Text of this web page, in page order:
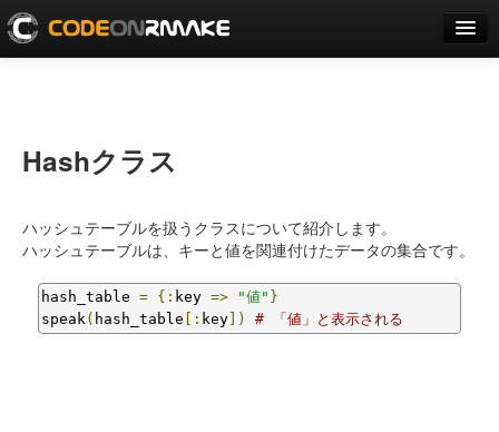
ライブラリ
実験
ユーザー登録
Hashクラス
ハッシュテーブルを扱うクラスについて紹介します。
ハッシュテーブルは、キーと値を関連付けたデータの集合です。
hash_table = {: key => "値" }
speak( hash_table [: key ]) # 「値」と表示される